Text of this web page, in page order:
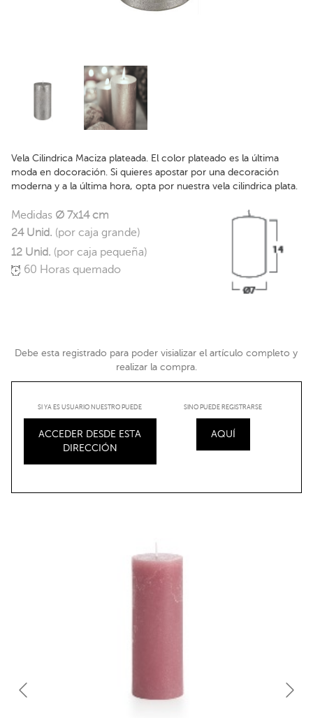
Vela Cilindrica Maciza plateada. El color plateado es la última
moda en docoración. Si quieres apostar por una decoración
moderna y a la última hora, opta por nuestra vela cilindrica plata.
Medidas Ø 7x14 cm
24 Unid. (por caja grande)
12 Unid. (por caja pequeña)
60 Horas quemado
Debe esta registrado para poder visializar el artículo completo y
realizar la compra.
SI YA ES USUARIO NUESTRO PUEDE
ACCEDER DESDE ESTA
DIRECCIÓN
SINO PUEDE REGISTRARSE
AQUÍ